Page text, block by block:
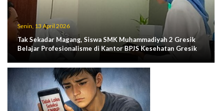
Senin, 13 April 2026
Tak Sekadar Magang, Siswa SMK Muhammadiyah 2 Gresik
Belajar Profesionalisme di Kantor BPJS Kesehatan Gresik